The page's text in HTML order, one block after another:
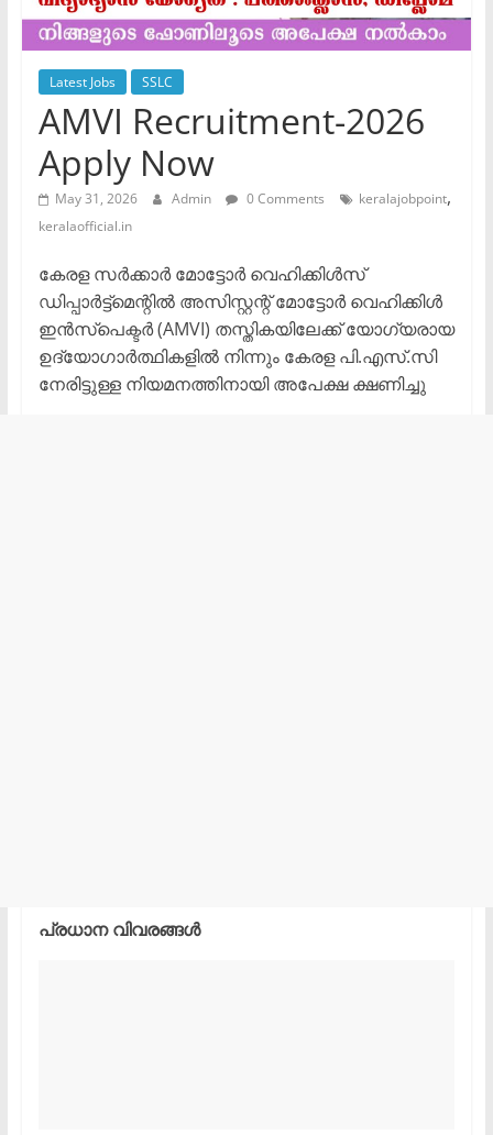
Latest Jobs SSLC
AMVI Recruitment-2026
Apply Now
May 31, 2026 Admin 0 Comments keralajobpoint,
keralaofficial.in
കേരള സർക്കാർ മോട്ടോർ വെഹിക്കിൾസ്
ഡിപ്പാർട്ട്മെന്റിൽ അസിസ്റ്റന്റ് മോട്ടോർ വെഹിക്കിൾ
ഇൻസ്പെക്ടർ (AMVI) തസ്തികയിലേക്ക് യോഗ്യരായ
ഉദ്യോഗാർത്ഥികളിൽ നിന്നും കേരള പി.എസ്.സി
നേരിട്ടുള്ള നിയമനത്തിനായി അപേക്ഷ ക്ഷണിച്ചു
പ്രധാന വിവരങ്ങൾ